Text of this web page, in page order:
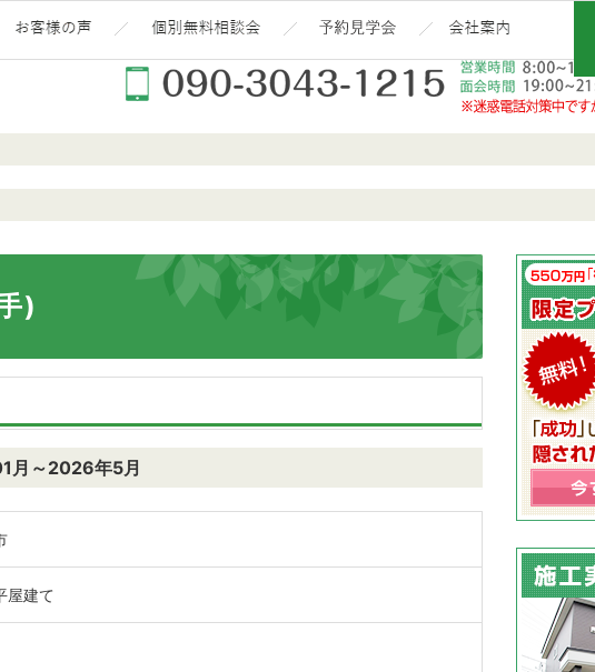
)
新築-注文住宅(秋田・大仙・仙北・美郷・横手・湯沢・由利本荘)なら当社の安くていい家
月～2026年5月
屋建て